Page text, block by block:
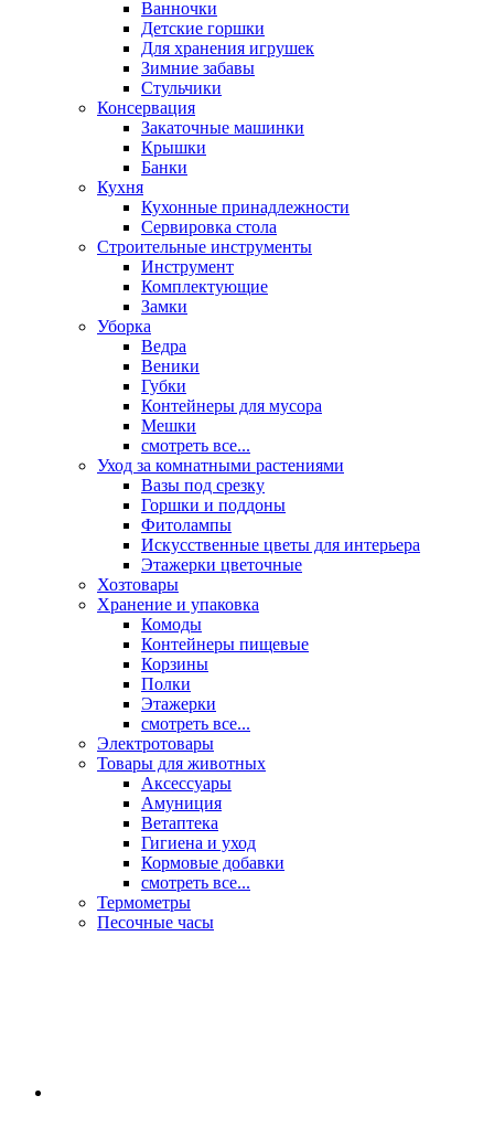
Ванночки
Детские горшки
Для хранения игрушек
Зимние забавы
Стульчики
Консервация
Закаточные машинки
Крышки
Банки
Кухня
Кухонные принадлежности
Сервировка стола
Строительные инструменты
Инструмент
Комплектующие
Замки
Уборка
Ведра
Веники
Губки
Контейнеры для мусора
Мешки
смотреть все...
Уход за комнатными растениями
Вазы под срезку
Горшки и поддоны
Фитолампы
Искусственные цветы для интерьера
Этажерки цветочные
Хозтовары
Хранение и упаковка
Комоды
Контейнеры пищевые
Корзины
Полки
Этажерки
смотреть все...
Электротовары
Товары для животных
Аксессуары
Амуниция
Ветаптека
Гигиена и уход
Кормовые добавки
смотреть все...
Термометры
Песочные часы